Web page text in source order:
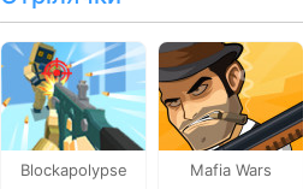
Blockapolypse
Mafia Wars